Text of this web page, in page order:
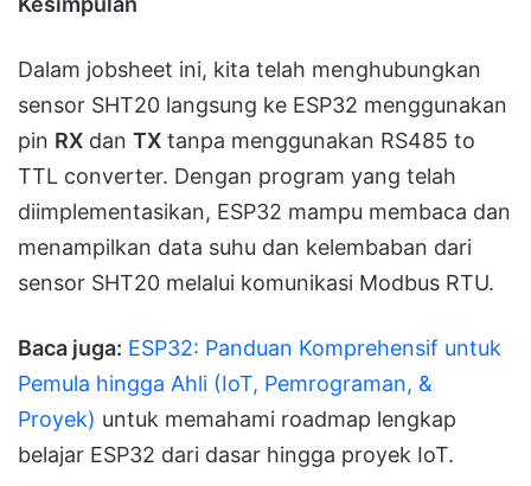
Dalam jobsheet ini, kita telah menghubungkan
sensor SHT20 langsung ke ESP32 menggunakan
pin RX dan TX tanpa menggunakan RS485 to
TTL converter. Dengan program yang telah
diimplementasikan, ESP32 mampu membaca dan
menampilkan data suhu dan kelembaban dari
sensor SHT20 melalui komunikasi Modbus RTU.
Baca juga: ESP32: Panduan Komprehensif untuk
Pemula hingga Ahli (IoT, Pemrograman, &
Proyek) untuk memahami roadmap lengkap
belajar ESP32 dari dasar hingga proyek IoT.